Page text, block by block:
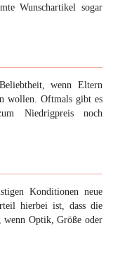
Wunschartikel sogar
wenn Eltern
wollen. Oftmals gibt es
Niedrigpreis noch
Konditionen neue
hierbei ist, dass die
wenn Optik, Größe oder